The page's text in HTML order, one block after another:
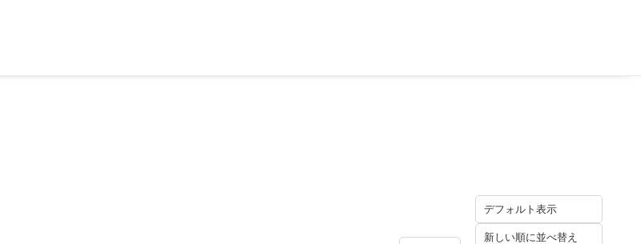
デフォルト表示
新しい順に並べ替え